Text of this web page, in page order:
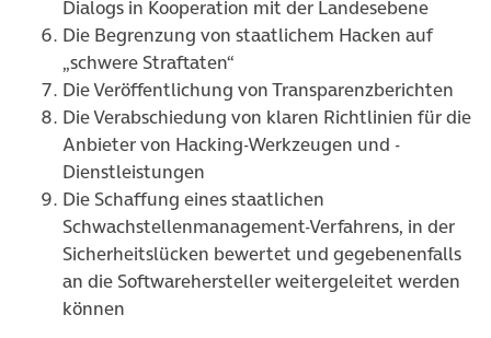
Dialogs in Kooperation mit der Landesebene
Die Begrenzung von staatlichem Hacken auf
„schwere Straftaten“
Die Veröffentlichung von Transparenzberichten
Die Verabschiedung von klaren Richtlinien für die
Anbieter von Hacking-Werkzeugen und -
Dienstleistungen
Die Schaffung eines staatlichen
Schwachstellenmanagement-Verfahrens, in der
Sicherheitslücken bewertet und gegebenenfalls
an die Softwarehersteller weitergeleitet werden
können